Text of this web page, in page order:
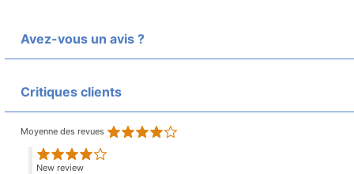
Avez-vous un avis ?
Critiques clients
Moyenne des revues
New review